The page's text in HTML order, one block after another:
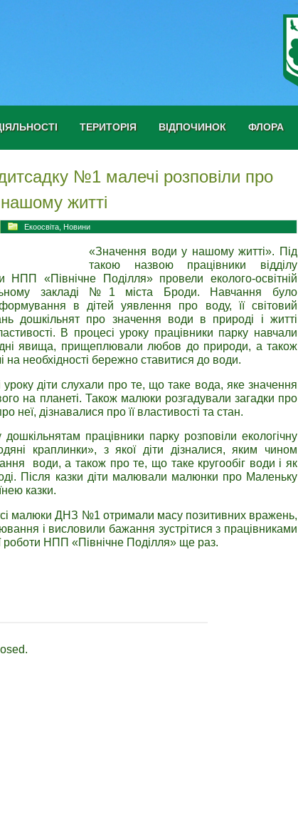
ТЕРИТОРІЯ ВІДПОЧИНОК ФЛОРА
№1 малечі розповіли про
житті
Екоосвіта Новини
«Значення води у нашому житті». Під
такою назвою працівники відділу
НПП «Північне Поділля» провели еколого-освітній
закладі №1 міста Броди. Навчання було
в дітей уявлення про воду, її світовий
дошкільнят про значення води в природі і житті
В процесі уроку працівники парку навчали
явища, прищеплювали любов до природи, а також
на необхідності бережно ставитися до води.
діти слухали про те, що таке вода, яке значення
на планеті. Також малюки розгадували загадки про
неї, дізнавалися про її властивості та стан.
дошкільнятам працівники парку розповіли екологічну
краплинки», з якої діти дізналися, яким чином
води, а також про те, що таке кругообіг води і як
Після казки діти малювали малюнки про Маленьку
казки.
малюки ДНЗ №1 отримали масу позитивних вражень,
і висловили бажання зустрітися з працівниками
роботи НПП «Північне Поділля» ще раз.